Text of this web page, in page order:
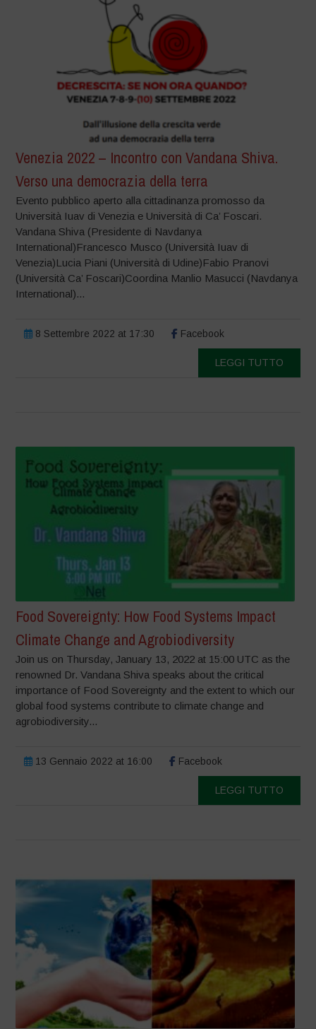
Venezia 2022 – Incontro con Vandana Shiva.
Verso una democrazia della terra
Evento pubblico aperto alla cittadinanza promosso da
Università Iuav di Venezia e Università di Ca’ Foscari.
Vandana Shiva (Presidente di Navdanya
International)Francesco Musco (Università Iuav di
Venezia)Lucia Piani (Università di Udine)Fabio Pranovi
(Università Ca’ Foscari)Coordina Manlio Masucci (Navdanya
International)...
8 Settembre 2022 at 17:30 Facebook
LEGGI TUTTO
Food Sovereignty: How Food Systems Impact
Climate Change and Agrobiodiversity
Join us on Thursday, January 13, 2022 at 15:00 UTC as the
renowned Dr. Vandana Shiva speaks about the critical
importance of Food Sovereignty and the extent to which our
global food systems contribute to climate change and
agrobiodiversity...
13 Gennaio 2022 at 16:00 Facebook
LEGGI TUTTO